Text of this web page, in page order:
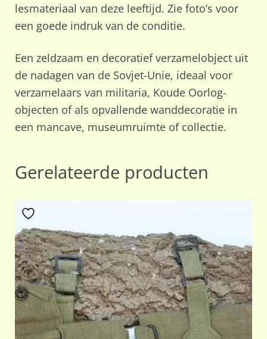
lesmateriaal van deze leeftijd. Zie foto’s voor
een goede indruk van de conditie.
Een zeldzaam en decoratief verzamelobject uit
de nadagen van de Sovjet-Unie, ideaal voor
verzamelaars van militaria, Koude Oorlog-
objecten of als opvallende wanddecoratie in
een mancave, museumruimte of collectie.
Gerelateerde producten